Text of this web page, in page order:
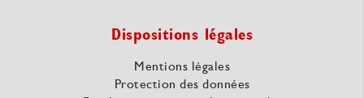
Dispositions légales
Mentions légales
Protection des données